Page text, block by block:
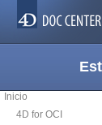
Inicio
4D for OCI